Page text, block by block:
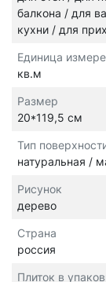
балкона / для
кухни / для
Единица
кв.м
Размер
20*119,5 см
Тип
натуральная /
Рисунок
дерево
Страна
россия
Плиток в